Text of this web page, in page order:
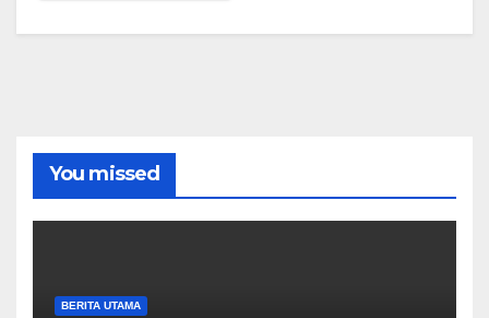
You missed
BERITA UTAMA